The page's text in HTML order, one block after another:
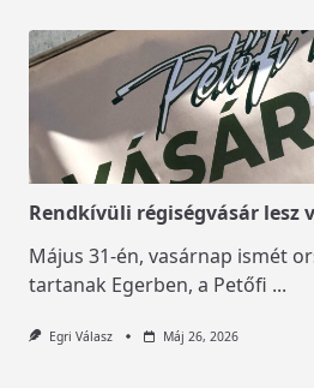
Rendkívüli régiségvásár lesz
Május 31-én, vasárnap ismét
tartanak Egerben, a Petőfi ...
Egri Válasz Máj 26, 2026